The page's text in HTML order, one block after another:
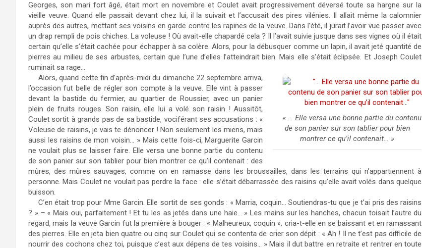
b
o
o
k
t
e
r
l
Georges, son mari fort âgé, était mort en novembre et Coulet avait progressivement déversé toute sa hargne sur la
vieille veuve. Quand elle passait devant chez lui, il la suivait et l’accusait des pires vilénies. Il allait même la calomnier
auprès des autres, mettant ses voisins en garde contre les rapines de la veuve. Dans l’été, il jurait l’avoir vue passer avec
un drap rempli de pois chiches. La voleuse ! Où avait-elle chapardé cela ? Il l’avait suivie jusque dans ses vignes où il était
certain qu’elle s’était cachée pour échapper à sa colère. Alors, pour la débusquer comme un lapin, il avait jeté quantité de
pierres au milieu de ses arbustes, certain que l’une d’elles l’atteindrait bien. Mais elle s’était éclipsée. Et Joseph Coulet
ruminait sa rage…
« … Elle versa une bonne partie du contenu
de son panier sur son tablier pour bien
montrer ce qu’il contenait… »
Alors, quand cette fin d’après-midi du dimanche 22 septembre arriva,
l’occasion fut belle de régler son compte à la veuve. Elle vint à passer
devant la bastide du fermier, au quartier de Roussier, avec un panier
plein de fruits rouges. Son raisin, elle lui a volé son raisin ! Aussitôt,
Coulet sortit à grands pas de sa bastide, vociférant ses accusations : «
Voleuse de raisins, je vais te dénoncer ! Non seulement les miens, mais
aussi les raisins de mon voisin… » Mais cette fois-ci, Marguerite Garcin
ne voulait plus se laisser faire. Elle versa une bonne partie du contenu
de son panier sur son tablier pour bien montrer ce qu’il contenait : des
mûres, des mûres sauvages, comme on en ramasse dans les broussailles, dans les terrains qui n’appartiennent à
personne. Mais Coulet ne voulait pas perdre la face : elle s’était débarrassée des raisins qu’elle avait volés dans quelque
buisson.
C’en était trop pour Mme Garcin. Elle sortit de ses gonds : « Marria, coquin… Soutiendras-tu que je t’ai pris des raisins
? » – « Mais oui, parfaitement ! Et tu les as jetés dans une haie… » Les mains sur les hanches, chacun toisait l’autre du
regard, mais la veuve Garcin fut la première à bouger : « Malheureux, coquin », cria-t-elle en se baissant et en ramassant
des pierres. Elle en jeta bien quatre ou cinq sur Coulet qui se contenta de crier son dépit : « Ah ! Il ne t’est pas difficile de
nourrir des cochons chez toi, puisque c’est aux dépens de tes voisins… » Mais il dut battre en retraite et rentrer en toute